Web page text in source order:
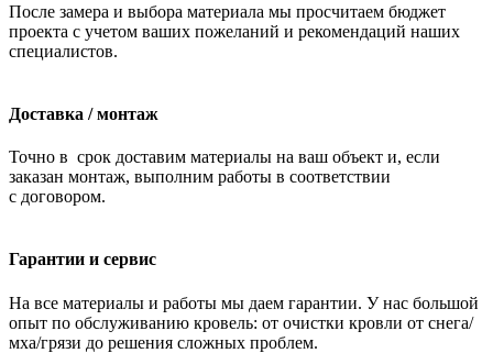
После замера и выбора материала мы просчитаем бюджет
проекта с учетом ваших пожеланий и рекомендаций наших
специалистов.
Доставка / монтаж
Точно в срок доставим материалы на ваш объект и, если
заказан монтаж, выполним работы в соответствии
с договором.
Гарантии и сервис
На все материалы и работы мы даем гарантии. У нас большой
опыт по обслуживанию кровель: от очистки кровли от снега/
мха/грязи до решения сложных проблем.